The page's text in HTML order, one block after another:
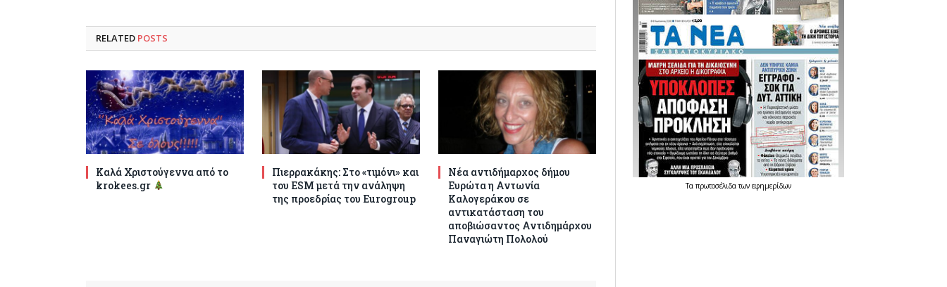
RELATED POSTS
Καλά Χριστούγεννα από το
krokees.gr
Πιερρακάκης: Στο «τιμόνι» και
του ESM μετά την ανάληψη
της προεδρίας του Eurogroup
Νέα αντιδήμαρχος δήμου
Ευρώτα η Αντωνία
Καλογεράκου σε
αντικατάσταση του
αποβιώσαντος Αντιδημάρχου
Παναγιώτη Πολολού
Τα πρωτοσέλιδατων εφημερίδων